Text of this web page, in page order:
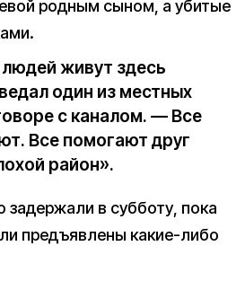
родным сыном, а убитые
живут здесь
один из местных
с каналом. — Все
Все помогают друг
район».
задержали в субботу, пока
предъявлены какие-либо